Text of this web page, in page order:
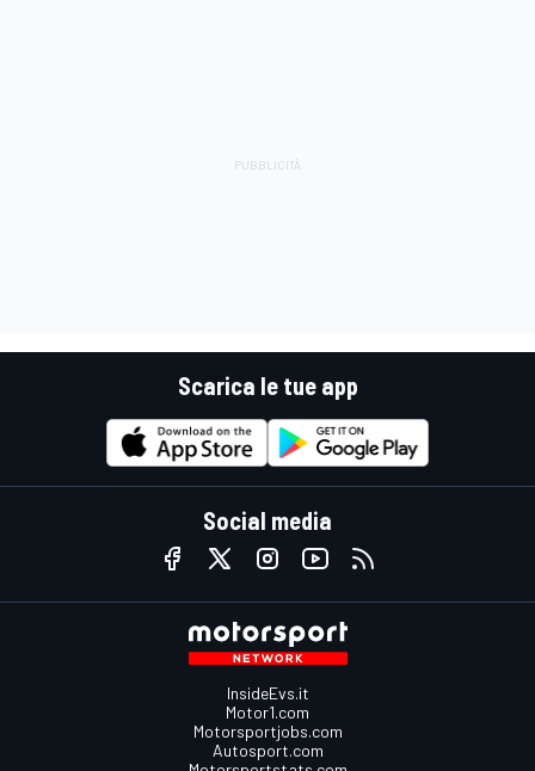
Scarica le tue app
Social media
InsideEvs.it
Motor1.com
Motorsportjobs.com
Autosport.com